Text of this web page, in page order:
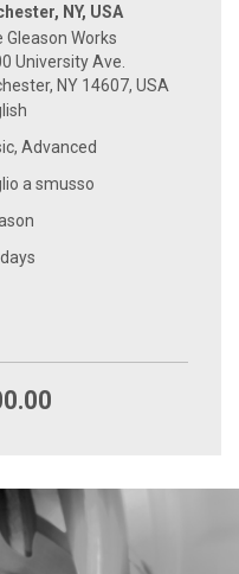
NY, USA
Gleason Works
University Ave.
NY 14607, USA
Advanced
a smusso